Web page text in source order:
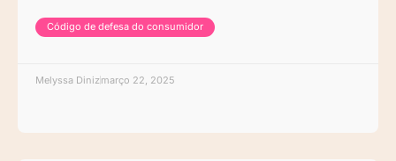
Código de defesa do consumidor
Melyssa Dinizmarço 22, 2025